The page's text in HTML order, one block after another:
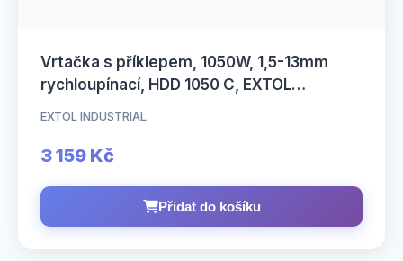
Vrtačka s příklepem, 1050W, 1,5-13mm
rychloupínací, HDD 1050 C, EXTOL
EXTOL INDUSTRIAL
3 159 Kč
Přidat do košíku